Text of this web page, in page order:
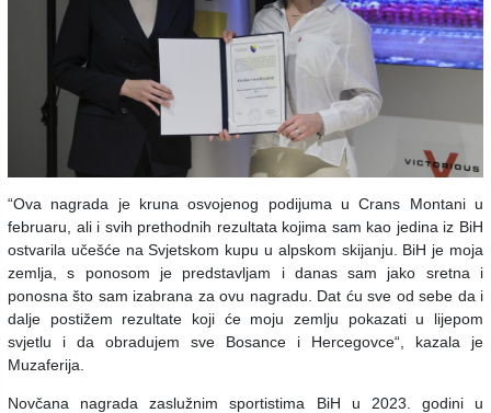
“Ova nagrada je kruna osvojenog podijuma u Crans Montani u
februaru, ali i svih prethodnih rezultata kojima sam kao jedina iz BiH
ostvarila učešće na Svjetskom kupu u alpskom skijanju. BiH je moja
zemlja, s ponosom je predstavljam i danas sam jako sretna i
ponosna što sam izabrana za ovu nagradu. Dat ću sve od sebe da i
dalje postižem rezultate koji će moju zemlju pokazati u lijepom
svjetlu i da obradujem sve Bosance i Hercegovce“, kazala je
Muzaferija.
Novčana nagrada zaslužnim sportistima BiH u 2023. godini u